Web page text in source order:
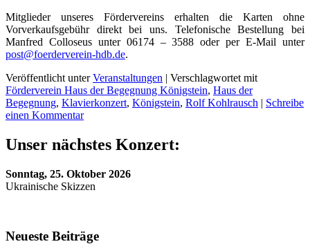
Mitglieder unseres Fördervereins erhalten die Karten ohne
Vorverkaufsgebühr direkt bei uns. Telefonische Bestellung bei
Manfred Colloseus unter 06174 – 3588 oder per E-Mail unter
post@foerderverein-hdb.de.
Veröffentlicht unter Veranstaltungen | Verschlagwortet mit
Förderverein Haus der Begegnung Königstein, Haus der
Begegnung, Klavierkonzert, Königstein, Rolf Kohlrausch | Schreibe
einen Kommentar
Unser nächstes Konzert:
Sonntag, 25. Oktober 2026
Ukrainische Skizzen
Neueste Beiträge